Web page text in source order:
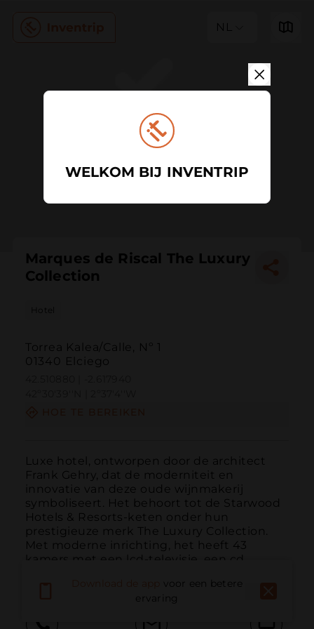
NL
Marques de Riscal The Luxury
Collection
Hotel
Torrea Kalea/Calle, Nº 1
01340 Elciego
Luxe hotel, ontworpen door de architect
Frank Gehry, dat de moderniteit en
innovatie van deze oude wijnmakerij
symboliseert. Het behoort tot de Starwood
Hotels & Resorts-keten onder hun
prestigieuze merk The Luxury Collection.
Met moderne inrichting, het heeft 43
kamers met een lcd-televisie, een cd...
voor een betere
ervaring
WELKOM BIJ INVENTRIP